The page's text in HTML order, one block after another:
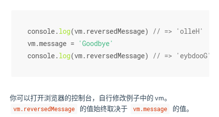
console.log(vm. reversedMessage)
// => 'olleH'
vm.message =
'Goodbye'
console.log(vm. reversedMessage) // => 'eybdooG'
你可以打开浏览器的控制台，自行修改例子中的 vm。
vm.reversedMessage 的值始终取决于 vm.message 的值。